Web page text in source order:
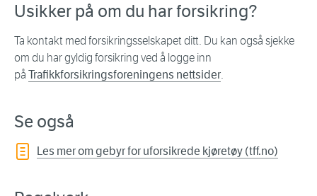
Usikker på om du har forsikring?
Ta kontakt med forsikringsselskapet ditt. Du kan også sjekke
om du har gyldig forsikring ved å logge inn
på Trafikkforsikringsforeningens nettsider.
Se også
Les mer om gebyr for uforsikrede kjøretøy (tff.no)